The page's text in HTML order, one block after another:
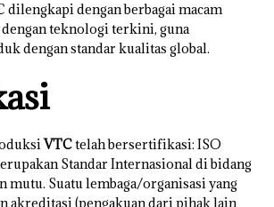
dilengkapi dengan berbagai macam
dengan teknologi terkini, guna
dengan standar kualitas global.
VTCtelah bersertifikasi: ISO
Standar Internasional di bidang
mutu. Suatu lembaga/organisasi yang
akreditasi (pengakuan dari pihak lain